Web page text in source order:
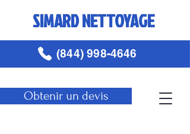
SIMARD NETTOYAGE
Obtenir un devis
(844) 998-4646